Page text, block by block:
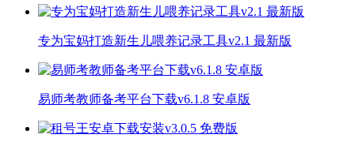
专为宝妈打造新生儿喂养记录工具v2.1 最新版
易师考教师备考平台下载v6.1.8 安卓版